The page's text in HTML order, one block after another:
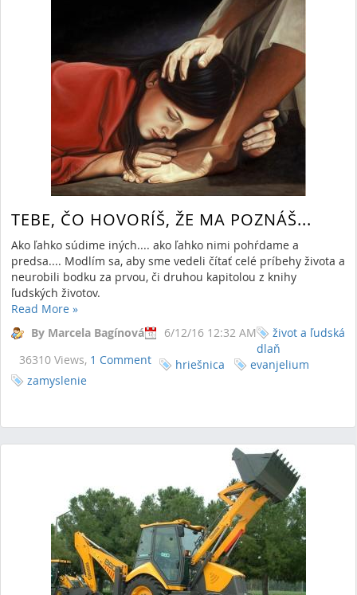
TEBE, ČO HOVORÍŠ, ŽE MA POZNÁŠ...
Ako ľahko súdime iných.... ako ľahko nimi pohŕdame a
predsa.... Modlím sa, aby sme vedeli čítať celé príbehy života a
neurobili bodku za prvou, či druhou kapitolou z knihy
ľudských životov.
Read More »
By Marcela Bagínová
6/12/16 12:32 AM
36310 Views, 1 Comment
život a ľudská
dlaň
hriešnica
evanjelium
zamyslenie